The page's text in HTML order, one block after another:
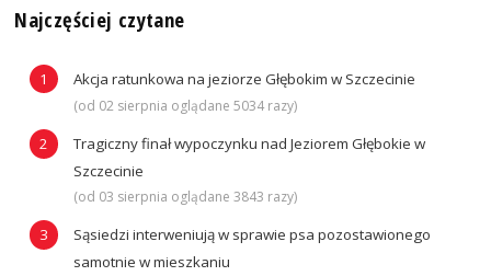
Najczęściej czytane
Akcja ratunkowa na jeziorze Głębokim w Szczecinie
(od 02 sierpnia oglądane 5034 razy)
Tragiczny finał wypoczynku nad Jeziorem Głębokie w
Szczecinie
(od 03 sierpnia oglądane 3843 razy)
Sąsiedzi interweniują w sprawie psa pozostawionego
samotnie w mieszkaniu